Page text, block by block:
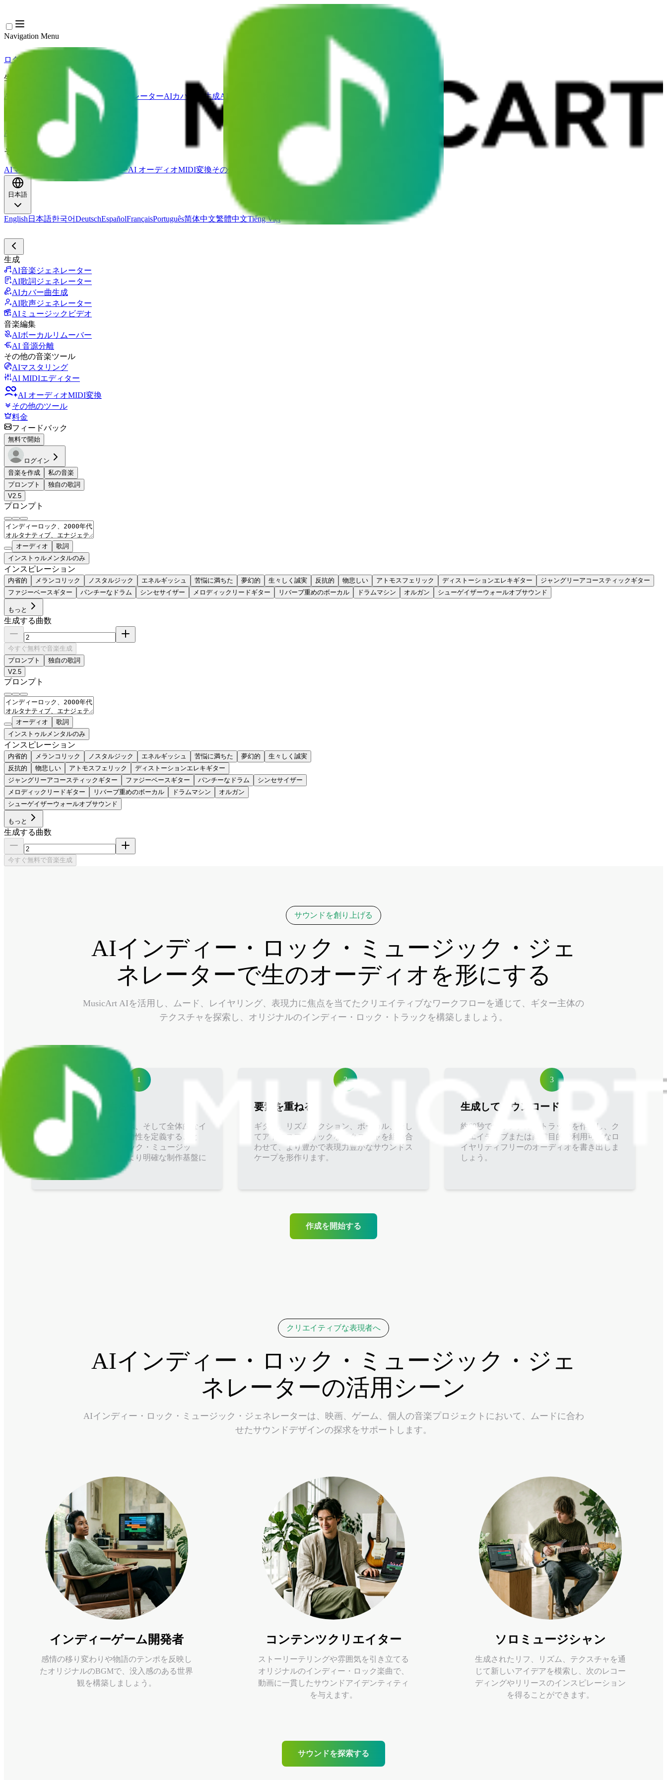
Navigation Menu
ログイン
生成
AI音楽ジェネレーターAI歌詞ジェネレーターAIカバー曲生成AI歌声ジェネレーター AIミュージックビデオ
AIボーカルリムーバー
その他の音楽ツール
AIマスタリング AI MIDIエディターAI オーディオMIDI変換その他のツール
日本語
English 日本語한국어DeutschEspañolFrançaisPortuguês简体中文繁體中文Tiếng Việt
生成
AI音楽ジェネレーター
AI歌詞ジェネレーター
AIカバー曲生成
AI歌声ジェネレーター
AIミュージックビデオ
音楽編集
AIボーカルリムーバー
AI 音源分離
その他の音楽ツール
AIマスタリング
AI MIDIエディター
AI オーディオMIDI変換
その他のツール
料金
フィードバック
無料で開始
ログイン
音楽を作成
私の音楽
プロンプト
独自の歌詞
V2.5
プロンプト
オーディオ
歌詞
インストゥルメンタルのみ
インスピレーション
内省的 メランコリック ノスタルジック エネルギッシュ 苦悩に満ちた 夢幻的 生々しく誠実 反抗的 物悲しい アトモスフェリック ディストーションエレキギター
ジャングリーアコースティックギター
ファジーベースギター
パンチーなドラム シンセサイザー メロディックリードギター リバーブ重めのボーカル ドラムマシン オルガン シューゲイザーウォールオブサウンド
もっと
生成する曲数
今すぐ無料で音楽生成
プロンプト
独自の歌詞
V2.5
プロンプト
オーディオ
歌詞
インストゥルメンタルのみ
インスピレーション
内省的 メランコリック ノスタルジック エネルギッシュ 苦悩に満ちた 夢幻的
生々しく誠実
反抗的
物悲しい アトモスフェリック
ディストーションエレキギター
ジャングリーアコースティックギター
ファジーベースギター パンチーなドラム
シンセサイザー
メロディックリードギター
リバーブ重めのボーカル ドラムマシン
オルガン
シューゲイザーウォールオブサウンド
もっと
生成する曲数
今すぐ無料で音楽生成
サウンドを創り上げる
AIインディー・ロック・ミュージック・ジェ
ネレーターで生のオーディオを形にする
MusicArt AIを活用し、ムード、レイヤリング、表現力に焦点を当てたクリエイティブなワークフローを通じて、ギター主体の
テクスチャを探索し、オリジナルのインディー・ロック・トラックを構築しましょう。
1
雰囲気を設定する
感情的なトーン、テンポ、そして全体的なイ
ンディー・ロックの方向性を定義すること
で、AIインディー・ロック・ミュージッ
ク・ジェネレーターがより明確な制作基盤に
従えるようにします。
2
要素を重ねる
ギター、リズムセクション、ボーカル、そし
てアトモスフェリックなテクスチャを組み合
わせて、より豊かで表現力豊かなサウンドス
ケープを形作ります。
3
生成してダウンロード
約60秒でオリジナル・トラックを作成し、ク
リエイティブまたは商業目的で利用可能なロ
イヤリティフリーのオーディオを書き出しま
しょう。
作成を開始する
クリエイティブな表現者へ
AIインディー・ロック・ミュージック・ジェ
ネレーターの活用シーン
AIインディー・ロック・ミュージック・ジェネレーターは、映画、ゲーム、個人の音楽プロジェクトにおいて、ムードに合わ
せたサウンドデザインの探求をサポートします。
インディーゲーム開発者
感情の移り変わりや物語のテンポを反映し
たオリジナルのBGMで、没入感のある世界
観を構築しましょう。
コンテンツクリエイター
ストーリーテリングや雰囲気を引き立てる
オリジナルのインディー・ロック楽曲で、
動画に一貫したサウンドアイデンティティ
を与えます。
ソロミュージシャン
生成されたリフ、リズム、テクスチャを通
じて新しいアイデアを模索し、次のレコー
ディングやリリースのインスピレーション
を得ることができます。
サウンドを探索する